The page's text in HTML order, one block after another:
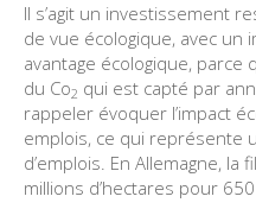
Il s’agit un investissement
de vue écologique, avec un
avantage écologique, parce
du Co2 qui est capté par
rappeler évoquer l’impact
emplois, ce qui représente
d’emplois. En Allemagne,
millions d’hectares pour